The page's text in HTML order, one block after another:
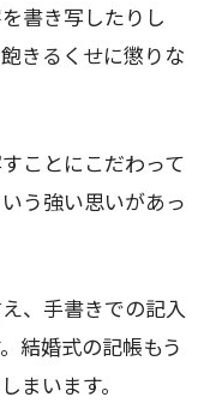
書き写したりし
きるくせに懲りな
ことにこだわって
う強い思いがあっ
、手書きでの記入
結婚式の記帳もう
まいます。